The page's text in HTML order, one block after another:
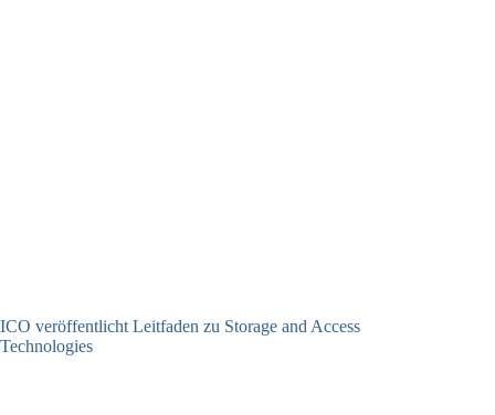
ICO veröffentlicht Leitfaden zu Storage and Access
Technologies